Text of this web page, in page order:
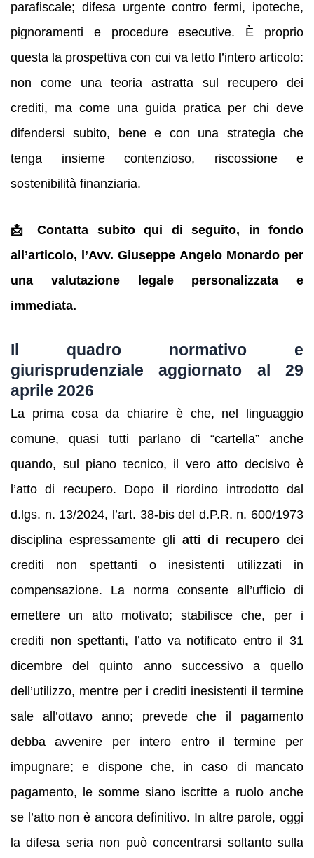
parafiscale; difesa urgente contro fermi, ipoteche,
pignoramenti e procedure esecutive. È proprio
questa la prospettiva con cui va letto l’intero articolo:
non come una teoria astratta sul recupero dei
crediti, ma come una guida pratica per chi deve
difendersi subito, bene e con una strategia che
tenga insieme contenzioso, riscossione e
sostenibilità finanziaria.
📩 Contatta subito qui di seguito, in fondo
all’articolo, l’Avv. Giuseppe Angelo Monardo per
una valutazione legale personalizzata e
immediata.
Il quadro normativo e
giurisprudenziale aggiornato al 29
aprile 2026
La prima cosa da chiarire è che, nel linguaggio
comune, quasi tutti parlano di “cartella” anche
quando, sul piano tecnico, il vero atto decisivo è
l’atto di recupero. Dopo il riordino introdotto dal
d.lgs. n. 13/2024, l’art. 38-bis del d.P.R. n. 600/1973
disciplina espressamente gli atti di recupero dei
crediti non spettanti o inesistenti utilizzati in
compensazione. La norma consente all’ufficio di
emettere un atto motivato; stabilisce che, per i
crediti non spettanti, l’atto va notificato entro il 31
dicembre del quinto anno successivo a quello
dell’utilizzo, mentre per i crediti inesistenti il termine
sale all’ottavo anno; prevede che il pagamento
debba avvenire per intero entro il termine per
impugnare; e dispone che, in caso di mancato
pagamento, le somme siano iscritte a ruolo anche
se l’atto non è ancora definitivo. In altre parole, oggi
la difesa seria non può concentrarsi soltanto sulla